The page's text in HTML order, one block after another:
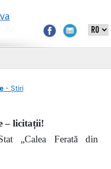
- Știri
– licitații!
„Calea Ferată din